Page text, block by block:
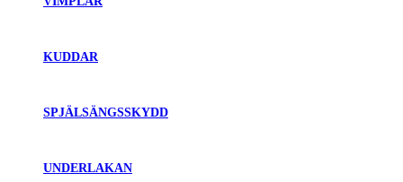
KUDDAR
SPJÄLSÄNGSSKYDD
UNDERLAKAN